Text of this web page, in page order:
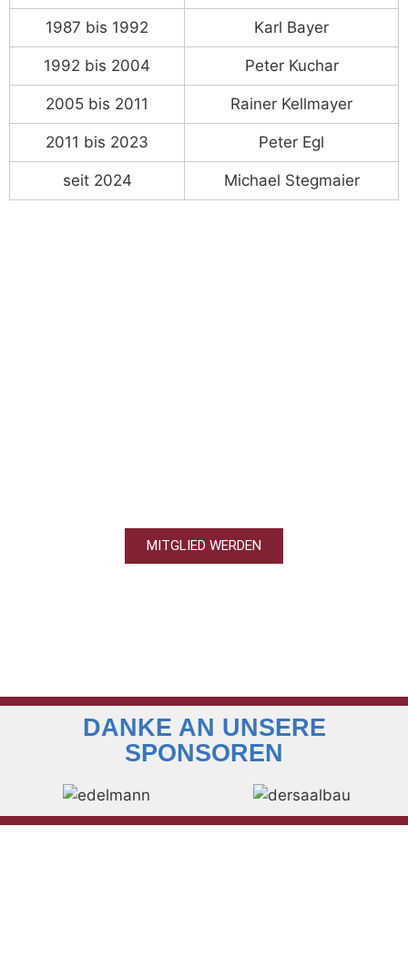
1987 bis 1992 Karl Bayer
1992 bis 2004 Peter Kuchar
2005 bis 2011 Rainer Kellmayer
2011 bis 2023 Peter Egl
seit 2024 Michael Stegmaier
MITGLIED WERDEN
DANKE AN UNSERE
SPONSOREN